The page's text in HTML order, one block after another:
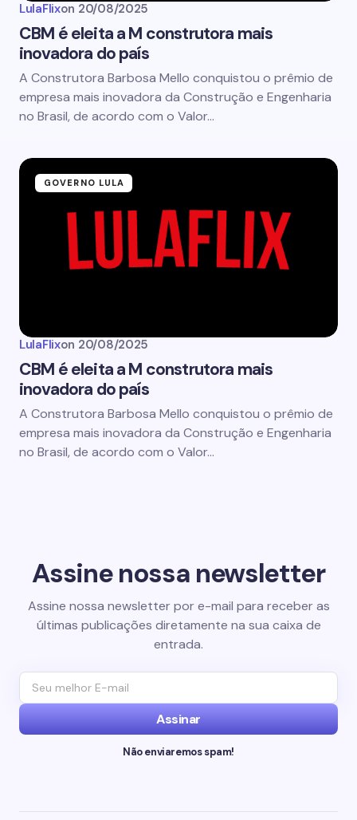
LulaFlixon 20/08/2025
CBM é eleita a M construtora mais
inovadora do país
A Construtora Barbosa Mello conquistou o prêmio de
empresa mais inovadora da Construção e Engenharia
no Brasil, de acordo com o Valor…
GOVERNO LULA
LulaFlixon 20/08/2025
CBM é eleita a M construtora mais
inovadora do país
A Construtora Barbosa Mello conquistou o prêmio de
empresa mais inovadora da Construção e Engenharia
no Brasil, de acordo com o Valor…
Assine nossa newsletter
Assine nossa newsletter por e-mail para receber as
últimas publicações diretamente na sua caixa de
entrada.
Assinar
Não enviaremos spam!